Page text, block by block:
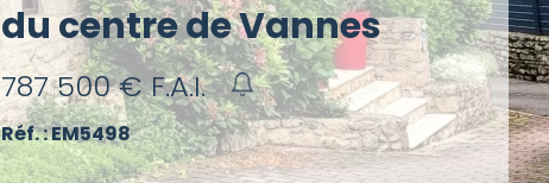
du centre de Vannes
787 500€ F.A.I.
Réf. : EM5498